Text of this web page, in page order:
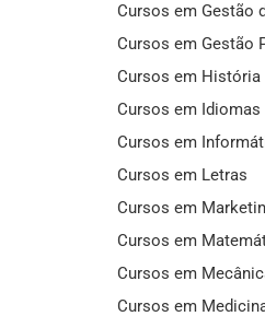
Cursos em Gestão
Cursos em Gestão
Cursos em História
Cursos em Idiomas
Cursos em
Cursos em Letras
Cursos em
Cursos em
Cursos em
Cursos em